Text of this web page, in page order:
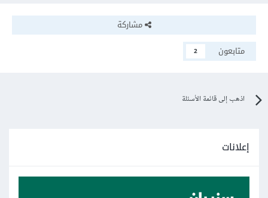
مشاركة
متابعون
2
اذهب إلى قائمة الأسئلة
إعلانات